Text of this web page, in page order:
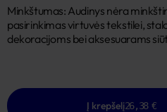
Minkštumas: Audinys nėra
pasirinkimas virtuvės tekstilei,
dekoracijoms bei aksesuarams
Į krepšelį26,38 €